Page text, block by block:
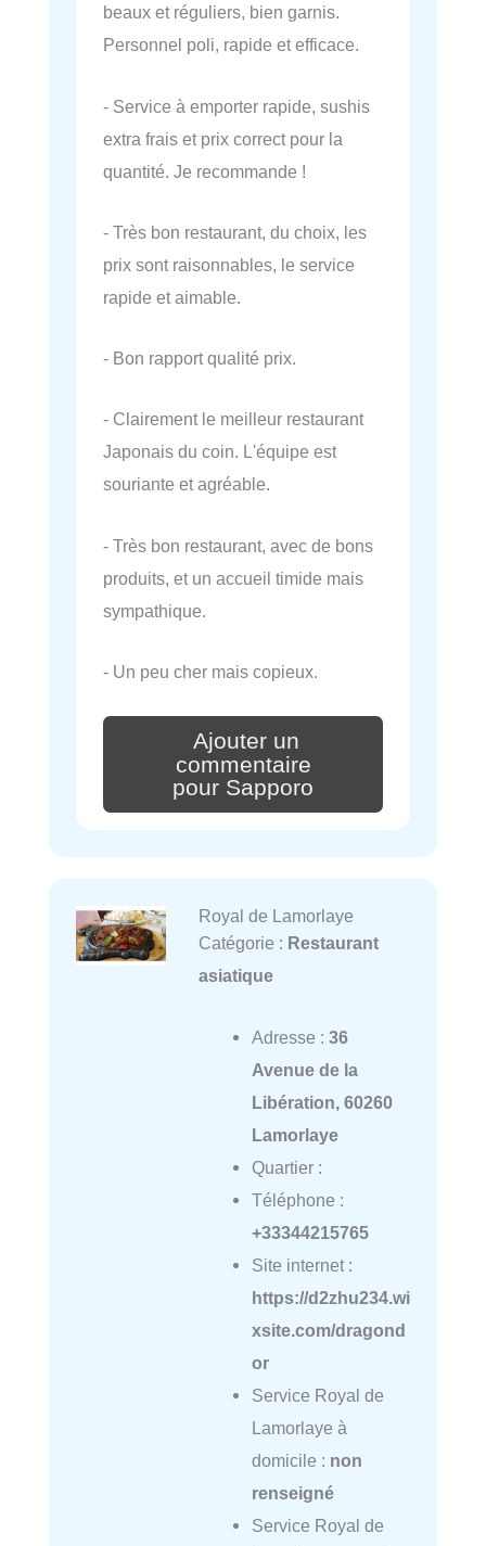
beaux et réguliers, bien garnis.
Personnel poli, rapide et efficace.
- Service à emporter rapide, sushis
extra frais et prix correct pour la
quantité. Je recommande !
- Très bon restaurant, du choix, les
prix sont raisonnables, le service
rapide et aimable.
- Bon rapport qualité prix.
- Clairement le meilleur restaurant
Japonais du coin. L'équipe est
souriante et agréable.
- Très bon restaurant, avec de bons
produits, et un accueil timide mais
sympathique.
- Un peu cher mais copieux.
Ajouter un
commentaire
pour Sapporo
Royal de Lamorlaye
Catégorie : Restaurant
asiatique
Adresse : 36
Avenue de la
Libération, 60260
Lamorlaye
Quartier :
Téléphone :
+33344215765
Site internet :
https://d2zhu234.wi
xsite.com/dragond
or
Service Royal de
Lamorlaye à
domicile : non
renseigné
Service Royal de